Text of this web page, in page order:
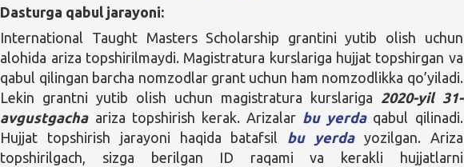
Dasturga qabul jarayoni:
International Taught Masters Scholarship grantini yutib olish uchun
alohida ariza topshirilmaydi. Magistratura kurslariga hujjat topshirgan va
qabul qilingan barcha nomzodlar grant uchun ham nomzodlikka qo’yiladi.
Lekin grantni yutib olish uchun magistratura kurslariga 2020-yil 31-
avgustgachaariza topshirish kerak. Arizalar bu yerdaqabul qilinadi.
Hujjat topshirish jarayoni haqida batafsil bu yerdayozilgan. Ariza
topshirilgach, sizga berilgan ID raqami va kerakli hujjatlarni